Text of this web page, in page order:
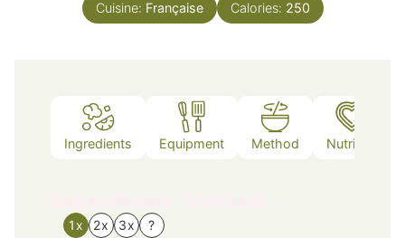
Cuisine: Française Calories: 250
Ingredients Equipment Method Nutrition
1x 2x 3x ?